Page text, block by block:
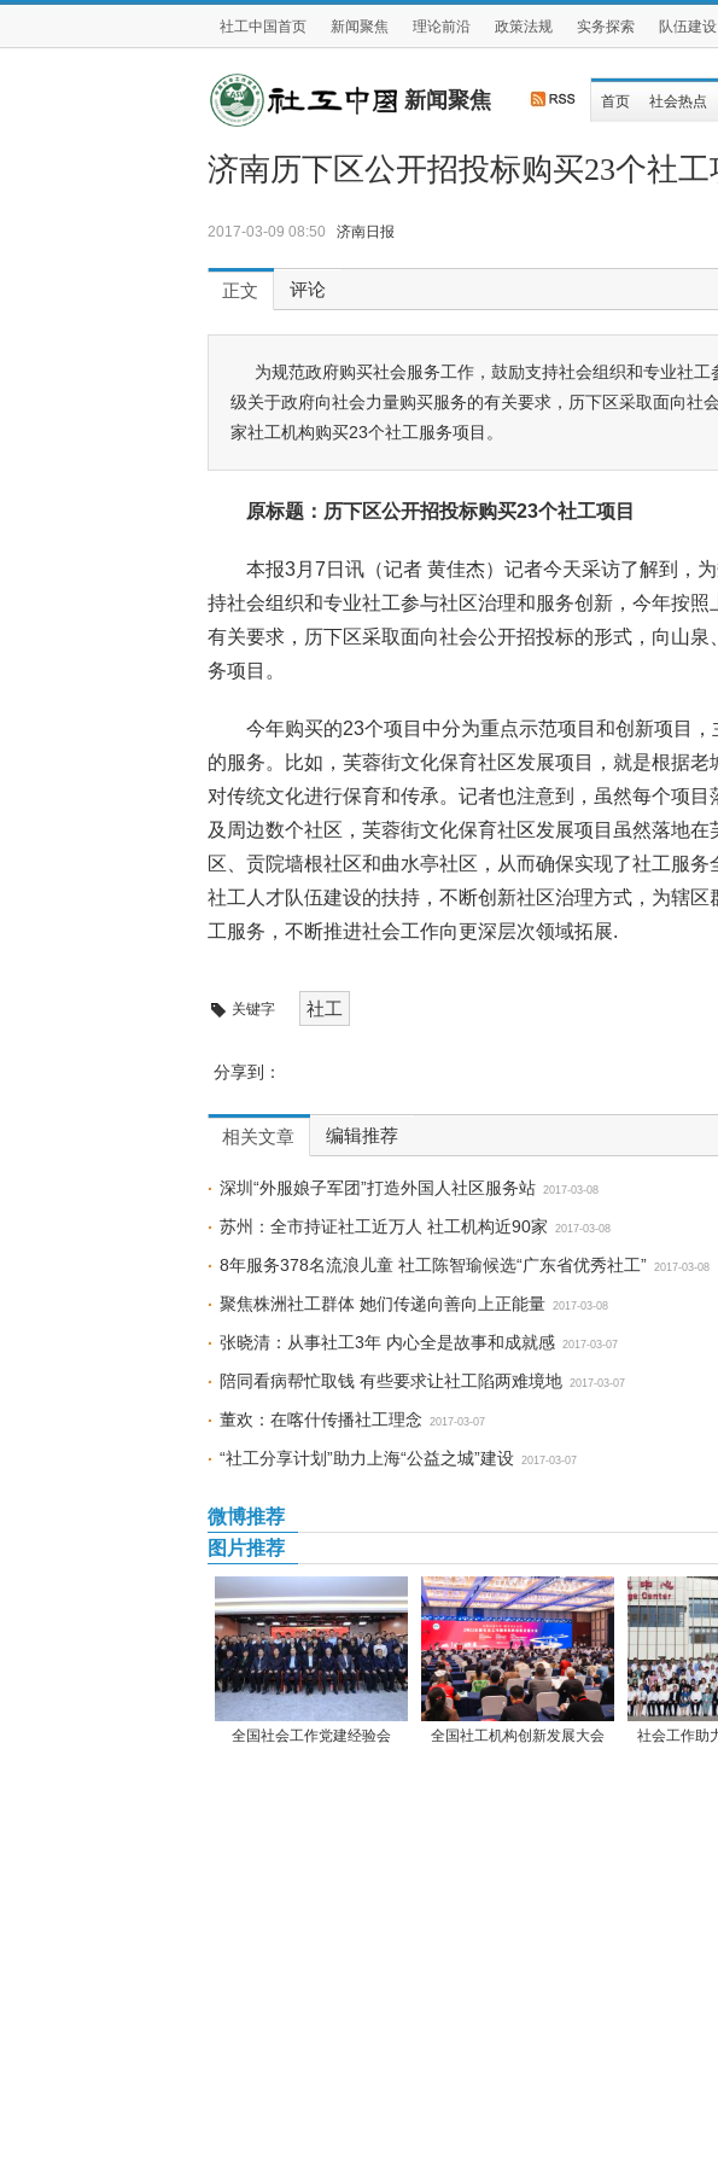
社工中国首页 新闻聚焦 理论前沿 政策法规 实务探索 队伍建设
新闻聚焦 首页 社会热点
济南历下区公开招投标购买23个社工
2017-03-09 08:50 济南日报
正文 评论
为规范政府购买社会服务工作，鼓励支持社会组织和专业社
级关于政府向社会力量购买服务的有关要求，历下区采取面向社
家社工机构购买23个社工服务项目。
原标题：历下区公开招投标购买23个社工项目
本报3月7日讯（记者 黄佳杰）记者今天采访了解到，
持社会组织和专业社工参与社区治理和服务创新，今年按
有关要求，历下区采取面向社会公开招投标的形式，向山
务项目。
今年购买的23个项目中分为重点示范项目和创新项目
的服务。比如，芙蓉街文化保育社区发展项目，就是根据
对传统文化进行保育和传承。记者也注意到，虽然每个项
及周边数个社区，芙蓉街文化保育社区发展项目虽然落地
区、贡院墙根社区和曲水亭社区，从而确保实现了社工服
社工人才队伍建设的扶持，不断创新社区治理方式，为辖
工服务，不断推进社会工作向更深层次领域拓展.
关键字 社工
分享到：
相关文章 编辑推荐
深圳“外服娘子军团”打造外国人社区服务站 2017-03-08
苏州：全市持证社工近万人 社工机构近90家 2017-03-08
8年服务378名流浪儿童 社工陈智瑜候选“广东省优秀社工” 2017-03-08
聚焦株洲社工群体 她们传递向善向上正能量 2017-03-08
张晓清：从事社工3年 内心全是故事和成就感 2017-03-07
陪同看病帮忙取钱 有些要求让社工陷两难境地 2017-03-07
董欢：在喀什传播社工理念 2017-03-07
“社工分享计划”助力上海“公益之城”建设 2017-03-07
微博推荐
图片推荐
全国社会工作党建经验会 全国社工机构创新发展大会 社会工作助